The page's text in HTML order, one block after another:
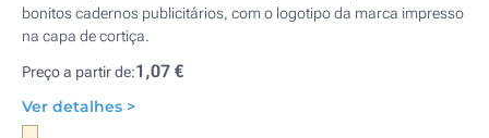
bonitos cadernos publicitários, com o logotipo da marca impresso
na capa de cortiça.
Preço a partir de:1,07 €
Ver detalhes >